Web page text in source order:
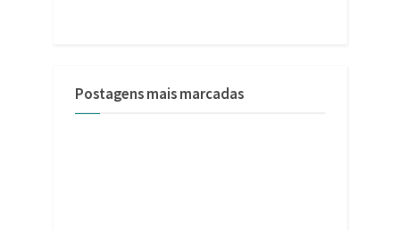
Postagens mais marcadas